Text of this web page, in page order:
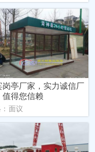
岗亭厂家，实力诚信厂
值得您信赖
面议